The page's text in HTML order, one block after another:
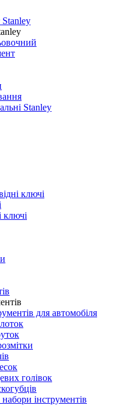
Stanley
ключі
ключі
для автомобіля
голівок
набори інструментів